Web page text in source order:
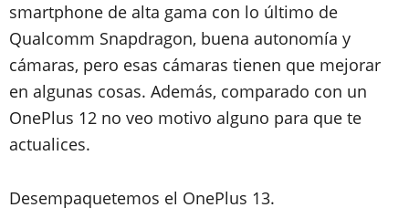
smartphone de alta gama con lo último de
Qualcomm Snapdragon, buena autonomía y
cámaras, pero esas cámaras tienen que mejorar
en algunas cosas. Además, comparado con un
OnePlus 12 no veo motivo alguno para que te
actualices.
Desempaquetemos el OnePlus 13.